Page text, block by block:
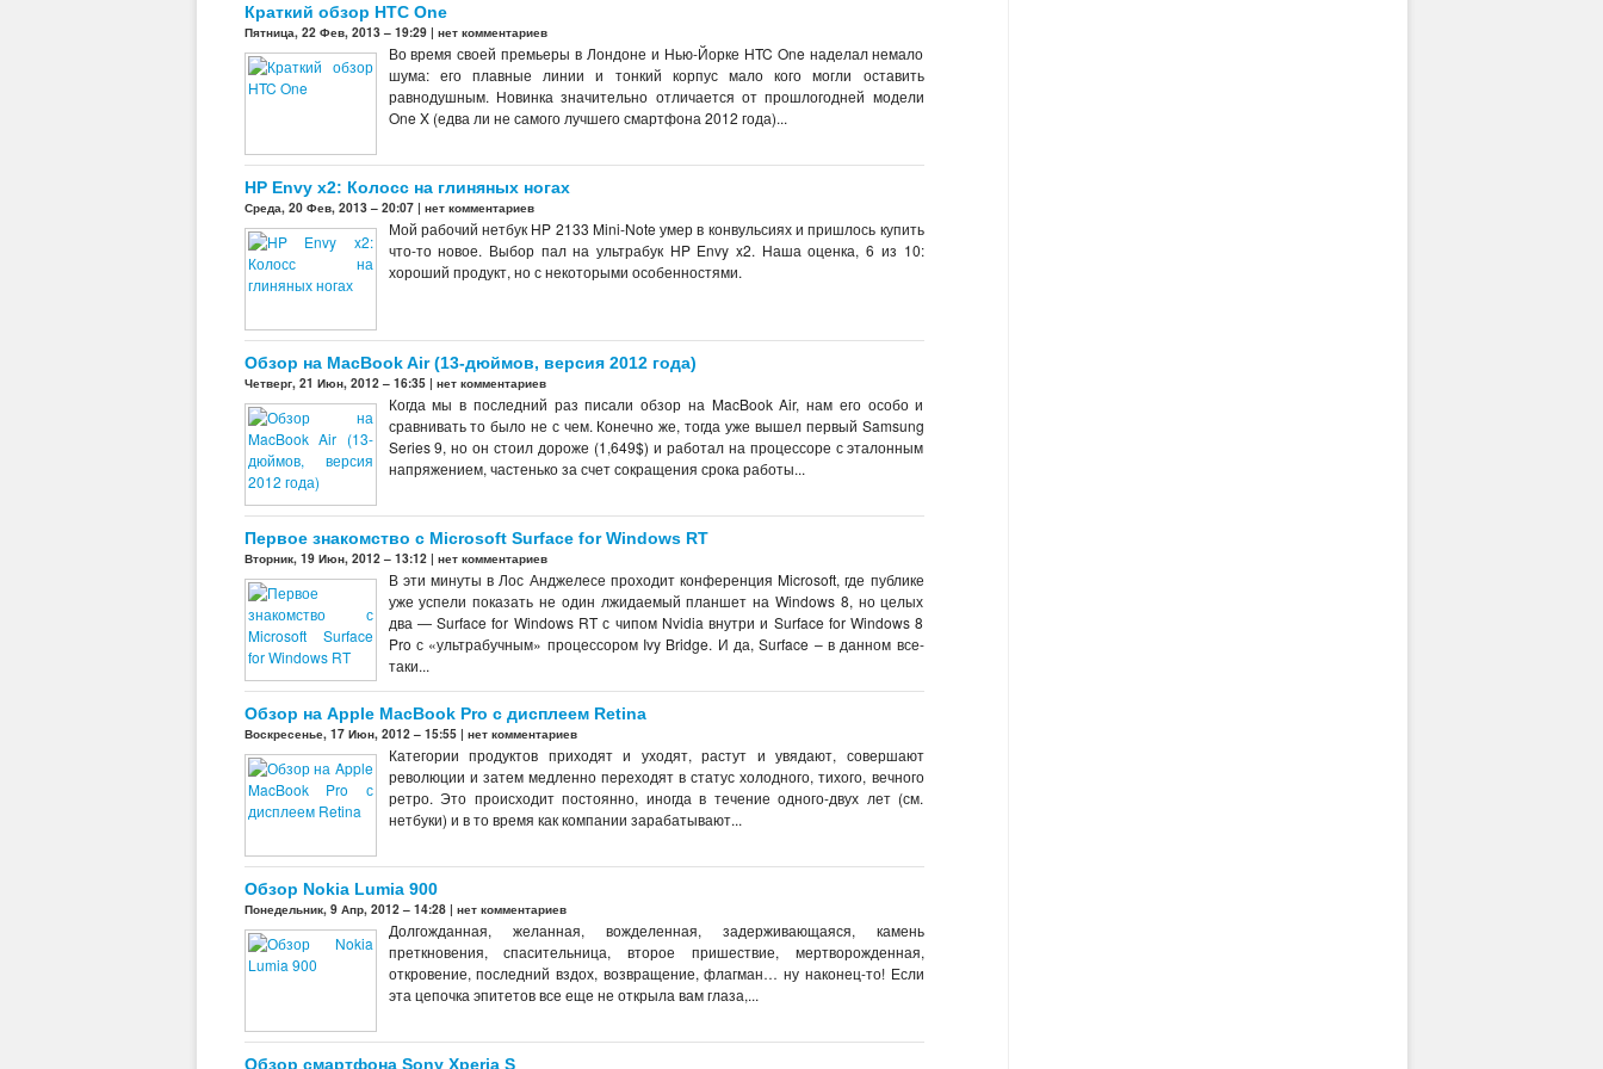
Краткий обзор HTC One
Пятница, 22 Фев, 2013 – 19:29 | нет комментариев
Во время своей премьеры в Лондоне и Нью-Йорке HTC One наделал немало
шума: его плавные линии и тонкий корпус мало кого могли оставить
равнодушным. Новинка значительно отличается от прошлогодней модели
One X (едва ли не самого лучшего смартфона 2012 года)...
HP Envy x2: Колосс на глиняных ногах
Среда, 20 Фев, 2013 – 20:07 | нет комментариев
Мой рабочий нетбук HP 2133 Mini-Note умер в конвульсиях и пришлось купить
что-то новое. Выбор пал на ультрабук HP Envy x2. Наша оценка, 6 из 10:
хороший продукт, но с некоторыми особенностями.
Обзор на MacBook Air (13-дюймов, версия 2012 года)
Четверг, 21 Июн, 2012 – 16:35 | нет комментариев
Когда мы в последний раз писали обзор на MacBook Air, нам его особо и
сравнивать то было не с чем. Конечно же, тогда уже вышел первый Samsung
Series 9, но он стоил дороже (1,649$) и работал на процессоре с эталонным
напряжением, частенько за счет сокращения срока работы...
Первое знакомство с Microsoft Surface for Windows RT
Вторник, 19 Июн, 2012 – 13:12 | нет комментариев
В эти минуты в Лос Анджелесе проходит конференция Microsoft, где публике
уже успели показать не один лжидаемый планшет на Windows 8, но целых
два — Surface for Windows RT с чипом Nvidia внутри и Surface for Windows 8
Pro с «ультрабучным» процессором Ivy Bridge. И да, Surface – в данном все-
таки...
Обзор на Apple MacBook Pro с дисплеем Retina
Воскресенье, 17 Июн, 2012 – 15:55 | нет комментариев
Категории продуктов приходят и уходят, растут и увядают, совершают
революции и затем медленно переходят в статус холодного, тихого, вечного
ретро. Это происходит постоянно, иногда в течение одного-двух лет (см.
нетбуки) и в то время как компании зарабатывают...
Обзор Nokia Lumia 900
Понедельник, 9 Апр, 2012 – 14:28 | нет комментариев
Долгожданная, желанная, вожделенная, задерживающаяся, камень
преткновения, спасительница, второе пришествие, мертворожденная,
откровение, последний вздох, возвращение, флагман… ну наконец-то! Если
эта цепочка эпитетов все еще не открыла вам глаза,...
Обзор смартфона Sony Xperia S